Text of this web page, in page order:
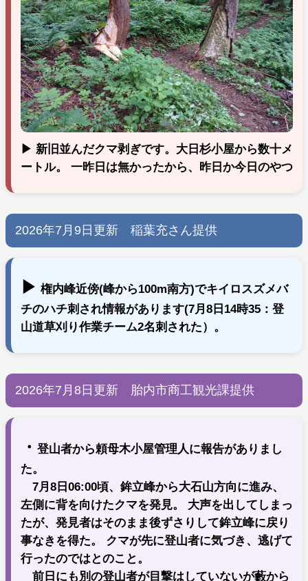
▶ 新旧並んだクマ剥ぎです。大日杉小屋から数十メ
ートル。 一昨日は無かったから、昨日か今日のやつ
2026年7月9日更新 稲葉充さん提供
▶ 権内峰近傍(峰から100m南方)でキイロスズメバ
チのハチ刺され情報があります(7月8日14時35：登
山道草刈り作業チーム2名刺された）。
2026年7月8日更新 胎内市商工観光課提供
・ 登山者から頼母木小屋管理人に報告がありまし
た。
7月8日06:00頃、鉾立峰から大石山方向に進み、
左側に背を向けたクマを発見。 大声を出してしまっ
たが、発見者はそのまま後ずさりして鉾立峰に戻り
事なきを得た。 クマが先に登山者に気づき、逃げて
行ったのではとのこと。
前日にも別の登山者が目撃はしていないが藪から